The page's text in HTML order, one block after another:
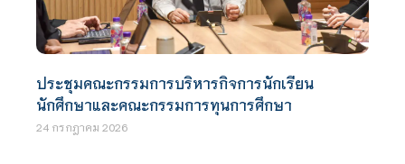
ประชุมคณะกรรมการบริหารกิจการนักเรียน
นักศึกษาและคณะกรรมการทุนการศึกษา
24 กรกฎาคม 2026